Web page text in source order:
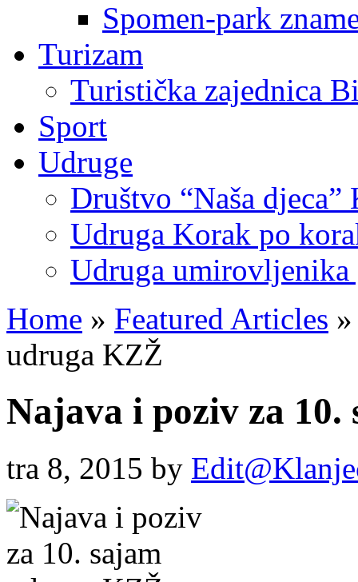
Spomen-park
Turizam
Turistička zajednica
Sport
Udruge
Društvo “Naša djeca”
Udruga Korak po
Udruga umirovljenika
Home » Featured Articles »
udruga KZŽ
Najava i poziv za
tra 8, 2015 by